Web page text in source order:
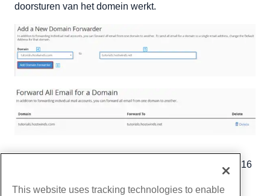
doorsturen van het domein werkt.
december 13, 2016
Kopiëren URL
This website uses tracking technologies to enable